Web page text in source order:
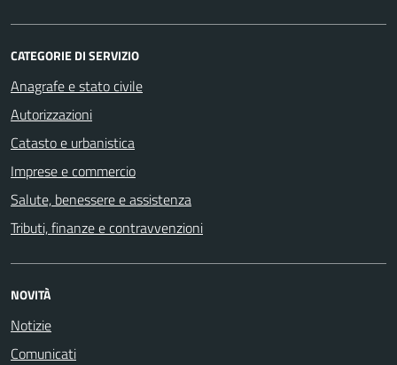
CATEGORIE DI SERVIZIO
Anagrafe e stato civile
Autorizzazioni
Catasto e urbanistica
Imprese e commercio
Salute, benessere e assistenza
Tributi, finanze e contravvenzioni
NOVITÀ
Notizie
Comunicati